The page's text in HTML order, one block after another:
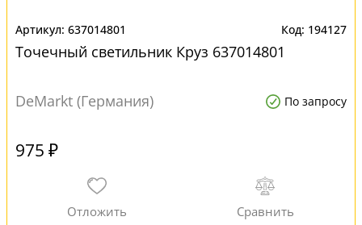
637014801 194127
Точечный светильник Круз 637014801
DeMarkt (Германия) По запросу
975 ₽